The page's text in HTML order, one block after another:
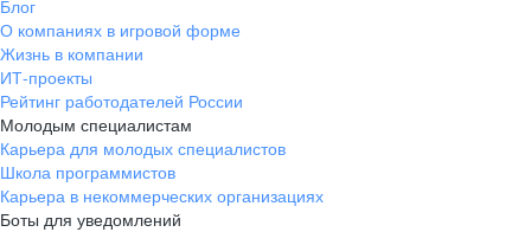
Блог
О компаниях в игровой форме
Жизнь в компании
ИТ-проекты
Рейтинг работодателей России
Молодым специалистам
Карьера для молодых специалистов
Школа программистов
Карьера в некоммерческих организациях
Боты для уведомлений